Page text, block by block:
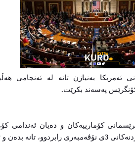
ئه‌مریكا به‌نیازن تانه‌ له‌ ئه‌نجامی
ئێن ئێن بڵاویكرده‌وه‌ كه‌ 140 كۆنگرێسمانی كۆمارییه‌كان و
په‌سه‌ند نه‌كه‌ن.